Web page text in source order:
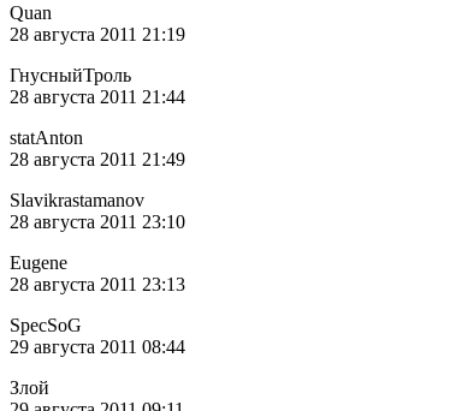
Quan
28 августа 2011 21:19
ГнусныйТроль
28 августа 2011 21:44
statAnton
28 августа 2011 21:49
Slavikrastamanov
28 августа 2011 23:10
Eugene
28 августа 2011 23:13
SpecSoG
29 августа 2011 08:44
Злой